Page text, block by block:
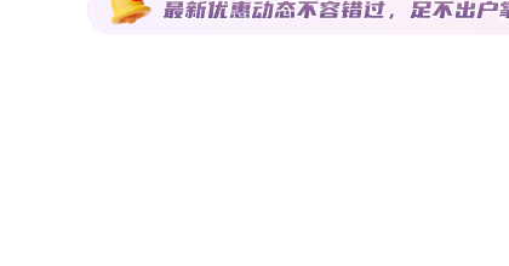
房相比，价格更具优势，例如龙湾写意价格约11471元
从城市发展潜力来看，随着近些年政策规划的大力倾斜